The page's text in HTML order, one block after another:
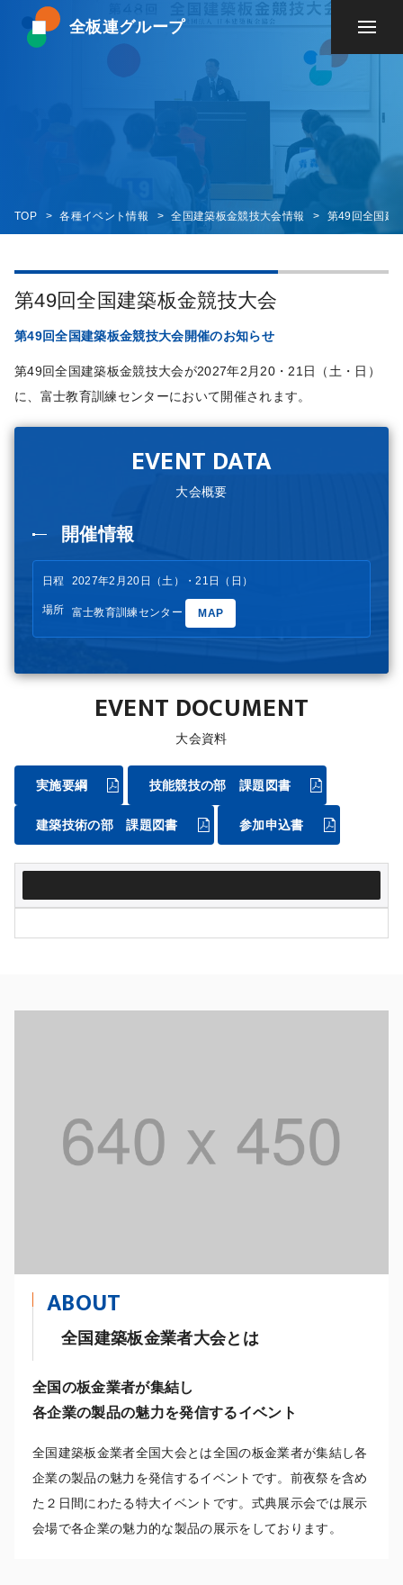
全板連グループ
TOP 各種イベント情報 全国建築板金競技大会情報 第49回全国建
第49回全国建築板金競技大会
第49回全国建築板金競技大会開催のお知らせ
第49回全国建築板金競技大会が2027年2月20・21日（土・日）
に、富士教育訓練センターにおいて開催されます。
EVENT DATA
大会概要
開催情報
日程 2027年2月20日（土）・21日（日）
場所 富士教育訓練センター MAP
EVENT DOCUMENT
大会資料
実施要綱 技能競技の部 課題図書
建築技術の部 課題図書 参加申込書
ABOUT
全国建築板金業者大会とは
全国の板金業者が集結し
各企業の製品の魅力を発信するイベント
全国建築板金業者全国大会とは全国の板金業者が集結し各
企業の製品の魅力を発信するイベントです。前夜祭を含め
た２日間にわたる特大イベントです。式典展示会では展示
会場で各企業の魅力的な製品の展示をしております。